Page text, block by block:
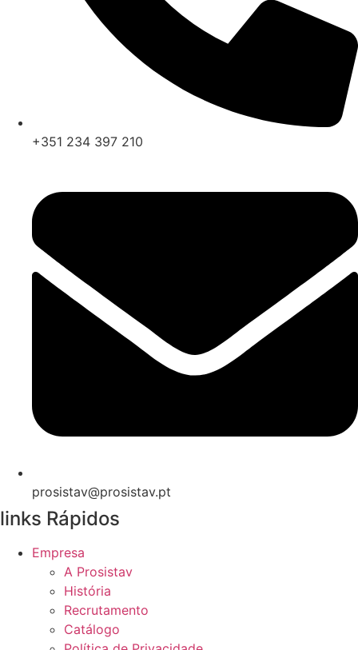
+351 234 397 210
prosistav@prosistav.pt
links Rápidos
Empresa
A Prosistav
História
Recrutamento
Catálogo